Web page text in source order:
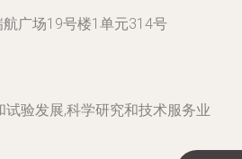
广场19号楼1单元314号
验发展,科学研究和技术服务业